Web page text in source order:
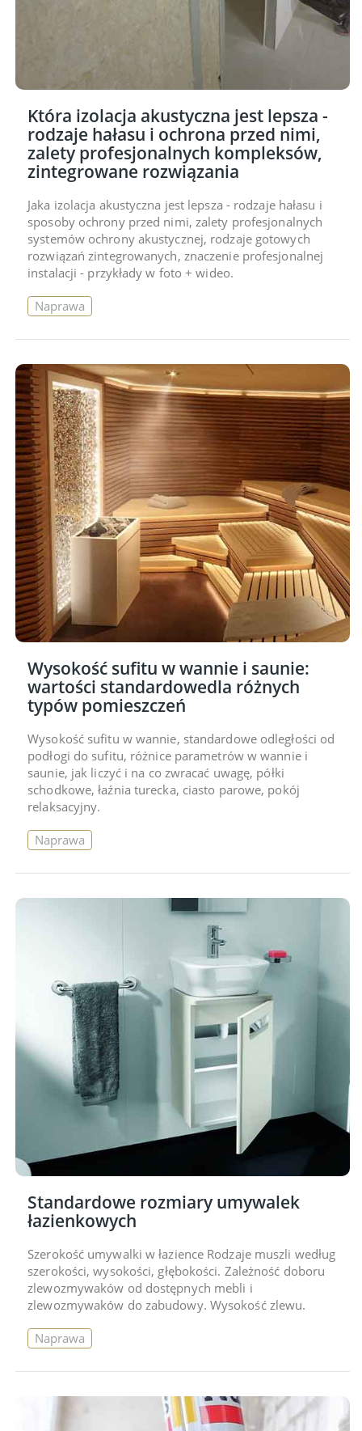
Która izolacja akustyczna jest lepsza -
rodzaje hałasu i ochrona przed nimi,
zalety profesjonalnych kompleksów,
zintegrowane rozwiązania
Jaka izolacja akustyczna jest lepsza - rodzaje hałasu i
sposoby ochrony przed nimi, zalety profesjonalnych
systemów ochrony akustycznej, rodzaje gotowych
rozwiązań zintegrowanych, znaczenie profesjonalnej
instalacji - przykłady w foto + wideo.
Naprawa
Wysokość sufitu w wannie i saunie:
wartości standardowedla różnych
typów pomieszczeń
Wysokość sufitu w wannie, standardowe odległości od
podłogi do sufitu, różnice parametrów w wannie i
saunie, jak liczyć i na co zwracać uwagę, półki
schodkowe, łaźnia turecka, ciasto parowe, pokój
relaksacyjny.
Naprawa
Standardowe rozmiary umywalek
łazienkowych
Szerokość umywalki w łazience Rodzaje muszli według
szerokości, wysokości, głębokości. Zależność doboru
zlewozmywaków od dostępnych mebli i
zlewozmywaków do zabudowy. Wysokość zlewu.
Naprawa